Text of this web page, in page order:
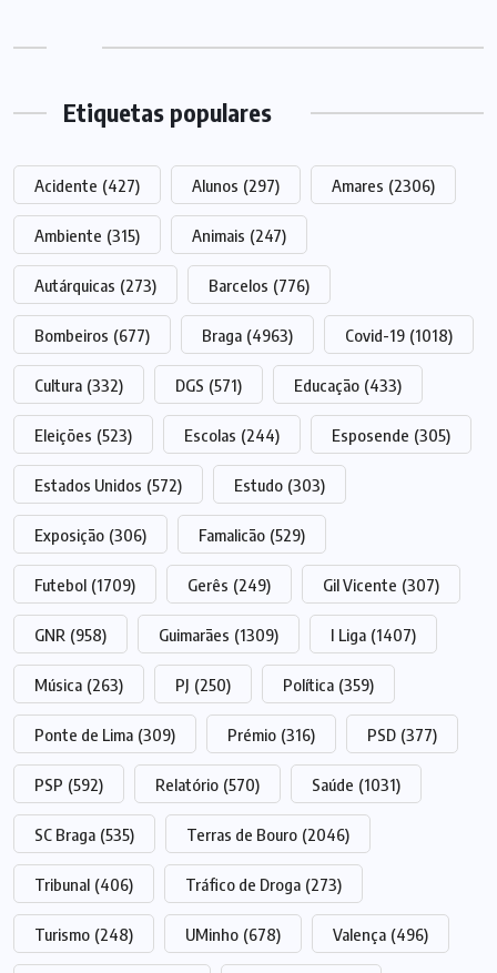
Etiquetas populares
Acidente (427) Alunos (297) Amares (2306)
Ambiente (315) Animais (247)
Autárquicas (273) Barcelos (776)
Bombeiros (677) Braga (4963) Covid-19 (1018)
Cultura (332) DGS (571) Educação (433)
Eleições (523) Escolas (244) Esposende (305)
Estados Unidos (572) Estudo (303)
Exposição (306) Famalicão (529)
Futebol (1709) Gerês (249) Gil Vicente (307)
GNR (958) Guimarães (1309) I Liga (1407)
Música (263) PJ (250) Política (359)
Ponte de Lima (309) Prémio (316) PSD (377)
PSP (592) Relatório (570) Saúde (1031)
SC Braga (535) Terras de Bouro (2046)
Tribunal (406) Tráfico de Droga (273)
Turismo (248) UMinho (678) Valença (496)